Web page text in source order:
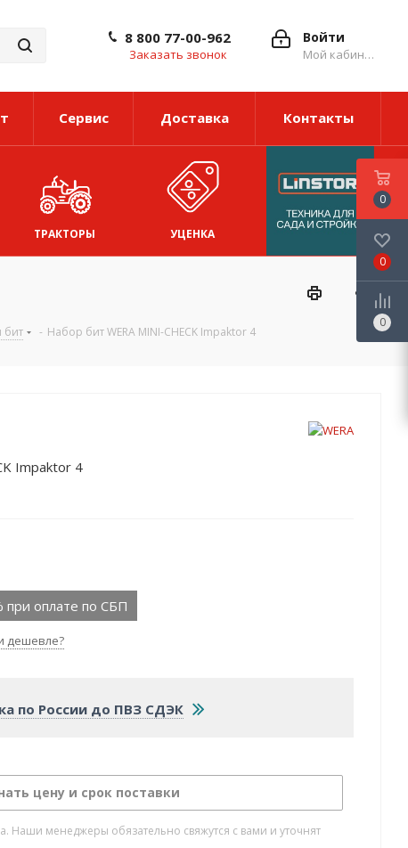
Войти
Мой кабинет
8 800 77-00-962
Заказать звонок
Сервис Доставка Контакты
ТРАКТОРЫ УЦЕНКА
бит - Набор бит WERA MINI-CHECK Impaktor 4
Impaktor 4
при оплате по СБП
дешевле?
по России до ПВЗ СДЭК
цену и срок поставки
Наши менеджеры обязательно свяжутся с вами и уточнят
0
0
0